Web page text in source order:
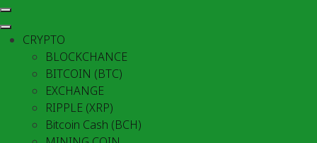
CRYPTO
BLOCKCHANCE
BITCOIN (BTC)
EXCHANGE
RIPPLE (XRP)
Bitcoin Cash (BCH)